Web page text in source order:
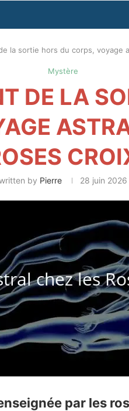
la sortie hors du corps, voyage
Mystère
DE LA
by Pierre 28 juin 2026
par les